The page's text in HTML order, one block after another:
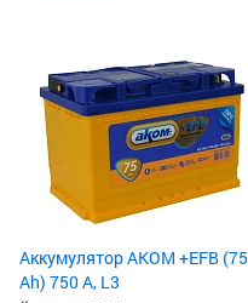
Аккумулятор AKOM +EFB (75
Ah) 750 А, L3